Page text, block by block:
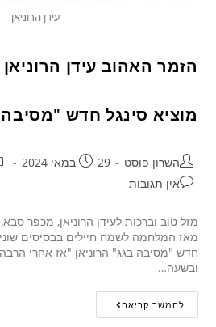
עידן הרוניאן
הזמר האהוב עידן
מוציא סינגל חדש
השרון פוסט 29 במאי 2024
אין תגובות
מזל טוב וברכות לעידן הרוניאן, מכפר
מאז המלחמה לשמח חיילים בבסיסים
חדש "מסיבה בגג" הרוניאן "אז אחרי הרבה
ובשעה…
להמשך קריאה